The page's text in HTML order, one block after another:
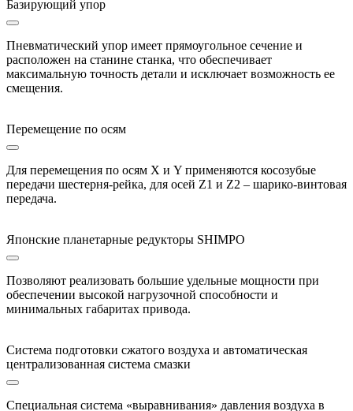
Базирующий упор
Пневматический упор имеет прямоугольное сечение и
расположен на станине станка, что обеспечивает
максимальную точность детали и исключает возможность ее
смещения.
Перемещение по осям
Для перемещения по осям X и Y применяются косозубые
передачи шестерня-рейка, для осей Z1 и Z2 – шарико-винтовая
передача.
Японские планетарные редукторы SHIMPO
Позволяют реализовать большие удельные мощности при
обеспечении высокой нагрузочной способности и
минимальных габаритах привода.
Система подготовки сжатого воздуха и автоматическая
централизованная система смазки
Специальная система «выравнивания» давления воздуха в